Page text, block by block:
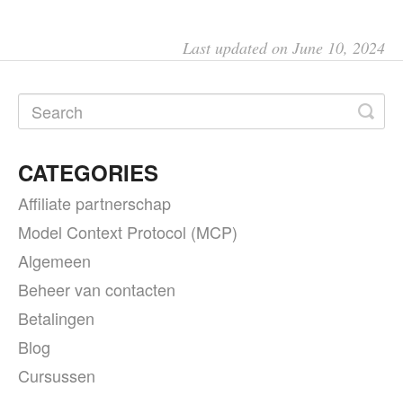
Last updated on June 10, 2024
CATEGORIES
Affiliate partnerschap
Model Context Protocol (MCP)
Algemeen
Beheer van contacten
Betalingen
Blog
Cursussen